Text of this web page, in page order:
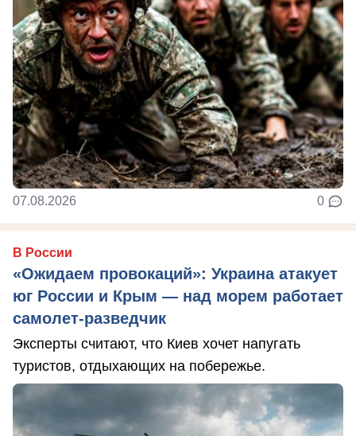
07.08.2026 0
В России
«Ожидаем провокаций»: Украина атакует
юг России и Крым — над морем работает
самолет-разведчик
Эксперты считают, что Киев хочет напугать
туристов, отдыхающих на побережье.